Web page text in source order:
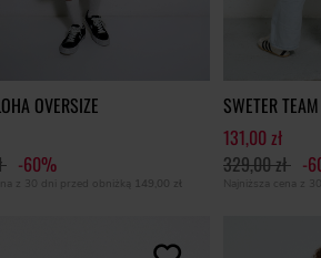
OVERSIZE
-60%
z 30 dni przed obniżką 149,00 zł
SWETER
131,00 zł
329,00 zł -
Najniższa cena z